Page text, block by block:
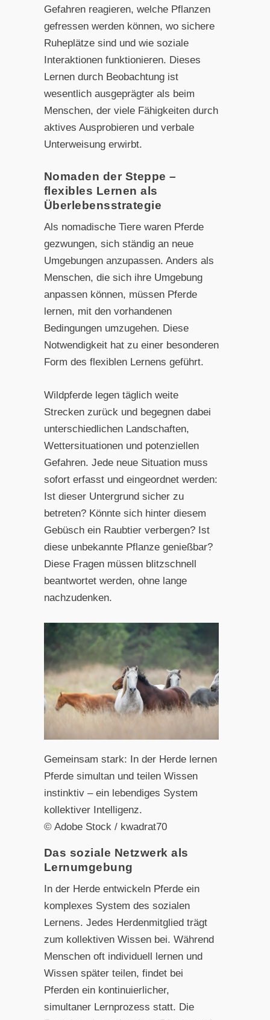
Gefahren reagieren, welche Pflanzen
gefressen werden können, wo sichere
Ruheplätze sind und wie soziale
Interaktionen funktionieren. Dieses
Lernen durch Beobachtung ist
wesentlich ausgeprägter als beim
Menschen, der viele Fähigkeiten durch
aktives Ausprobieren und verbale
Unterweisung erwirbt.
Nomaden der Steppe –
flexibles Lernen als
Überlebensstrategie
Als nomadische Tiere waren Pferde
gezwungen, sich ständig an neue
Umgebungen anzupassen. Anders als
Menschen, die sich ihre Umgebung
anpassen können, müssen Pferde
lernen, mit den vorhandenen
Bedingungen umzugehen. Diese
Notwendigkeit hat zu einer besonderen
Form des flexiblen Lernens geführt.
Wildpferde legen täglich weite
Strecken zurück und begegnen dabei
unterschiedlichen Landschaften,
Wettersituationen und potenziellen
Gefahren. Jede neue Situation muss
sofort erfasst und eingeordnet werden:
Ist dieser Untergrund sicher zu
betreten? Könnte sich hinter diesem
Gebüsch ein Raubtier verbergen? Ist
diese unbekannte Pflanze genießbar?
Diese Fragen müssen blitzschnell
beantwortet werden, ohne lange
nachzudenken.
Gemeinsam stark: In der Herde lernen
Pferde simultan und teilen Wissen
instinktiv – ein lebendiges System
kollektiver Intelligenz.
© Adobe Stock / kwadrat70
Das soziale Netzwerk als
Lernumgebung
In der Herde entwickeln Pferde ein
komplexes System des sozialen
Lernens. Jedes Herdenmitglied trägt
zum kollektiven Wissen bei. Während
Menschen oft individuell lernen und
Wissen später teilen, findet bei
Pferden ein kontinuierlicher,
simultaner Lernprozess statt. Die